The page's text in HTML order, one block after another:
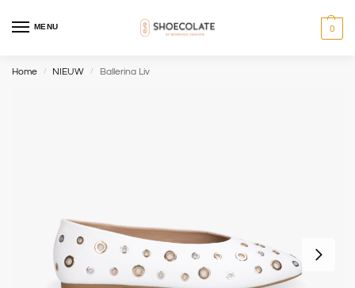
MENU 0
Home / NIEUW / Ballerina Liv